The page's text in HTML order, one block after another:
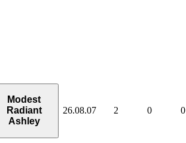
Modest
Radiant
Ashley
26.08.07 2 0 0